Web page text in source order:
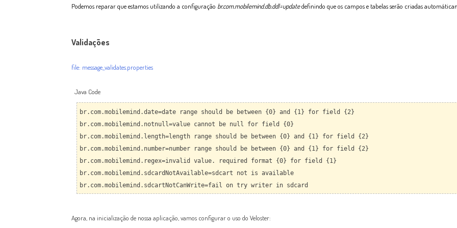
Podemos reparar que estamos utilizando a configuração br.com.mobilemind.db.ddl=update definindo que os campos e tabelas serão criadas
Validações
file: message_validates.properties
Java Code
br.com.mobilemind.date=date range should be between {0} and {1} for field {2}
br.com.mobilemind.notnull=value cannot be null for field {0}
br.com.mobilemind.length=length range should be between {0} and {1} for field {2}
br.com.mobilemind.number=number range should be between {0} and {1} for field {2}
br.com.mobilemind.regex=invalid value. required format {0} for field {1}
br.com.mobilemind.sdcardNotAvailable=sdcart not is available
br.com.mobilemind.sdcartNotCanWrite=fail on try writer in sdcard
Agora, na inicialização de nossa aplicação, vamos configurar o uso do Veloster: